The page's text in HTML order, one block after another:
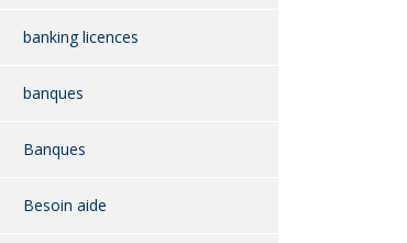
banking licences
banques
Banques
Besoin aide